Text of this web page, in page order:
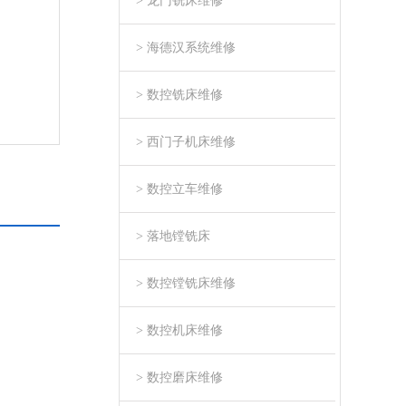
> 海德汉系统维修
> 数控铣床维修
> 西门子机床维修
> 数控立车维修
> 落地镗铣床
> 数控镗铣床维修
> 数控机床维修
> 数控磨床维修